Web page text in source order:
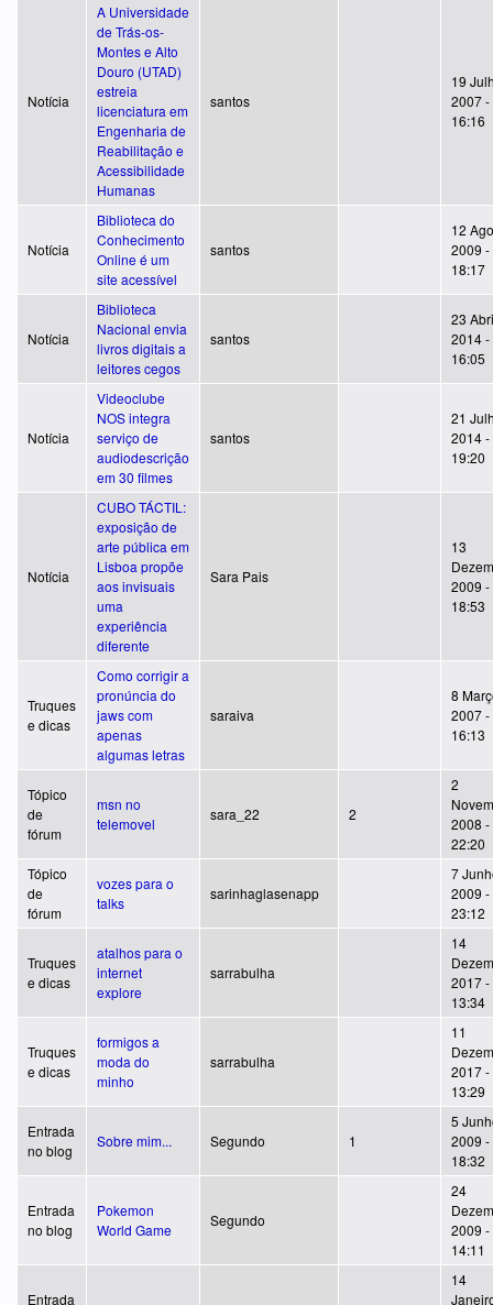
Notícia
A Universidade
de Trás-os-
Montes e Alto
Douro (UTAD)
estreia
licenciatura em
Engenharia de
Reabilitação e
Acessibilidade
Humanas
santos
19
2007 -
16:16
Notícia
Biblioteca do
Conhecimento
Online é um
site acessível
santos
12
2009 -
18:17
Notícia
Biblioteca
Nacional envia
livros digitais a
leitores cegos
santos
23
2014 -
16:05
Notícia
Videoclube
NOS integra
serviço de
audiodescrição
em 30 filmes
santos
21
2014 -
19:20
Notícia
CUBO TÁCTIL:
exposição de
arte pública em
Lisboa propõe
aos invisuais
uma
experiência
diferente
Sara Pais
13
2009 -
18:53
Truques
e dicas
Como corrigir a
pronúncia do
jaws com
apenas
algumas letras
saraiva
8
2007 -
16:13
Tópico
de
fórum
msn no
telemovel
sara_22 2
2
2008 -
22:20
Tópico
de
fórum
vozes para o
talks
sarinhaglasenapp
7
2009 -
23:12
Truques
e dicas
atalhos para o
internet
explore
sarrabulha
14
2017 -
13:34
Truques
e dicas
formigos a
moda do
minho
sarrabulha
11
2017 -
13:29
Entrada
no blog
Sobre mim... Segundo 1
5
2009 -
18:32
Entrada
no blog
Pokemon
World Game
Segundo
24
2009 -
14:11
Entrada
14